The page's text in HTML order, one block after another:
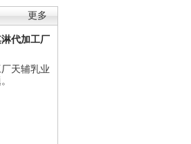
更多
代加工厂
天辅乳业